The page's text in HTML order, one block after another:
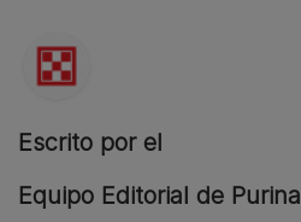
Escrito por el
Equipo Editorial de Purina